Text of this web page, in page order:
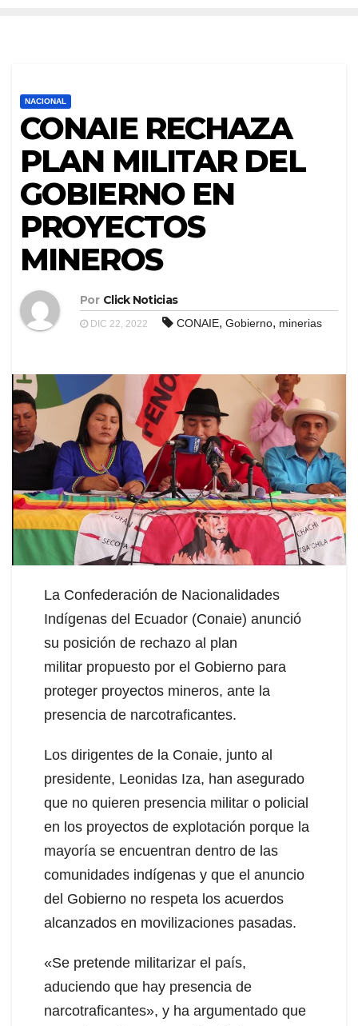
NACIONAL
CONAIE RECHAZA
PLAN MILITAR DEL
GOBIERNO EN
PROYECTOS
MINEROS
Por Click Noticias
DIC 22, 2022 CONAIE, Gobierno, minerias
La Confederación de Nacionalidades
Indígenas del Ecuador (Conaie) anunció
su posición de rechazo al plan
militar propuesto por el Gobierno para
proteger proyectos mineros, ante la
presencia de narcotraficantes.
Los dirigentes de la Conaie, junto al
presidente, Leonidas Iza, han asegurado
que no quieren presencia militar o policial
en los proyectos de explotación porque la
mayoría se encuentran dentro de las
comunidades indígenas y que el anuncio
del Gobierno no respeta los acuerdos
alcanzados en movilizaciones pasadas.
«Se pretende militarizar el país,
aduciendo que hay presencia de
narcotraficantes», y ha argumentado que